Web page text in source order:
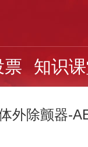
票 知识
外除颤器-